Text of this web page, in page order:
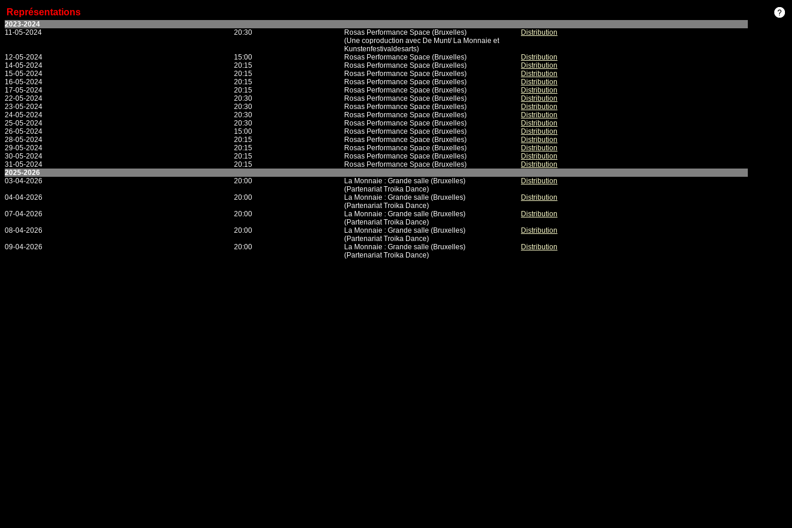
Représentations
2023-2024
11-05-2024
20:30
Rosas Performance Space (Bruxelles)
(Une coproduction avec De Munt/ La Monnaie et
Kunstenfestivaldesarts)
Distribution
12-05-2024 15:00 Rosas Performance Space (Bruxelles)
Distribution
14-05-2024
20:15 Rosas Performance Space (Bruxelles)
Distribution
15-05-2024
20:15 Rosas Performance Space (Bruxelles)
Distribution
16-05-2024
20:15 Rosas Performance Space (Bruxelles)
Distribution
17-05-2024
20:15 Rosas Performance Space (Bruxelles)
Distribution
22-05-2024
20:30 Rosas Performance Space (Bruxelles)
Distribution
23-05-2024
20:30 Rosas Performance Space (Bruxelles)
Distribution
24-05-2024
20:30 Rosas Performance Space (Bruxelles)
Distribution
25-05-2024
20:30 Rosas Performance Space (Bruxelles)
Distribution
26-05-2024
15:00 Rosas Performance Space (Bruxelles)
Distribution
28-05-2024
20:15 Rosas Performance Space (Bruxelles)
Distribution
29-05-2024
20:15 Rosas Performance Space (Bruxelles)
Distribution
30-05-2024
20:15 Rosas Performance Space (Bruxelles)
Distribution
31-05-2024
20:15 Rosas Performance Space (Bruxelles)
Distribution
2025-2026
03-04-2026
20:00
La Monnaie : Grande salle (Bruxelles)
(Partenariat Troika Dance)
Distribution
04-04-2026
20:00
La Monnaie : Grande salle (Bruxelles)
(Partenariat Troika Dance)
Distribution
07-04-2026
20:00
La Monnaie : Grande salle (Bruxelles)
(Partenariat Troika Dance)
Distribution
08-04-2026
20:00
La Monnaie : Grande salle (Bruxelles)
(Partenariat Troika Dance)
Distribution
09-04-2026
20:00
La Monnaie : Grande salle (Bruxelles)
(Partenariat Troika Dance)
Distribution